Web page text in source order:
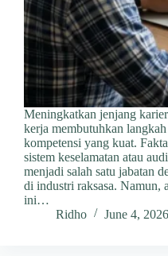
Meningkatkan jenjang
kerja membutuhkan
kompetensi yang kuat.
sistem keselamatan atau
menjadi salah satu jabatan
di industri raksasa. Namun,
ini…
Ridho
June 4, 2026